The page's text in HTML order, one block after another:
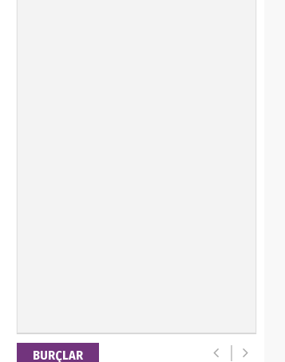
PANDEMİ SONRASI YENİ
DÜNYA DÜZENİ
BURÇLAR